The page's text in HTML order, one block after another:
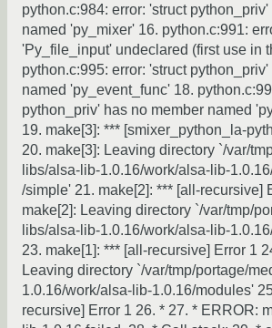
python.c:984: error: 'struct
named 'py_mixer' 16. python.c:991:
'Py_file_input' undeclared (first use in
python.c:995: error: 'struct
named 'py_event_func' 18.
python_priv' has no member named
19. make[3]: *** [smixer_python_la-
20. make[3]: Leaving directory `/var/
libs/alsa-lib-1.0.16/work/alsa-lib-
/simple' 21. make[2]: *** [all-recursive]
make[2]: Leaving directory `/var/tmp/
libs/alsa-lib-1.0.16/work/alsa-lib-
23. make[1]: *** [all-recursive] Error 1
Leaving directory `/var/tmp/portage/
1.0.16/work/alsa-lib-1.0.16/modules'
recursive] Error 1 26. * 27. * ERROR: